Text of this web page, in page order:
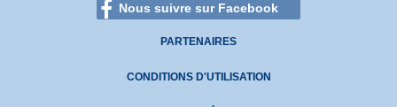
Nous suivre sur Facebook
PARTENAIRES
CONDITIONS D'UTILISATION